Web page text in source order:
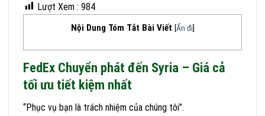
Lượt Xem : 984
Nội Dung Tóm Tắt Bài Viết [Ẩn đi]
FedEx Chuyển phát đến Syria – Giá cả
tối ưu tiết kiệm nhất
“Phục vụ bạn là trách nhiệm của chúng tôi”.